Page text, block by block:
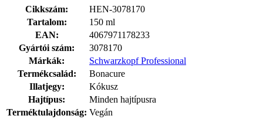
Cikkszám:
HEN-3078170
Tartalom:
150 ml
EAN:
4067971178233
Gyártói szám:
3078170
Márkák:
Schwarzkopf Professional
Termékcsalád:
Bonacure
Illatjegy:
Kókusz
Hajtípus:
Minden hajtípusra
Terméktulajdonság: Vegán